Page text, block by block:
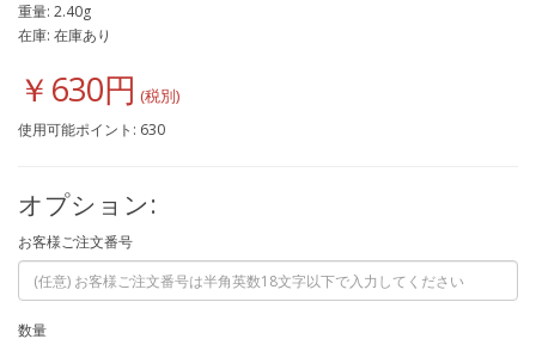
重量: 2.40g
在庫: 在庫あり
￥630円
使用可能ポイント: 630
オプション:
お客様ご注文番号
数量